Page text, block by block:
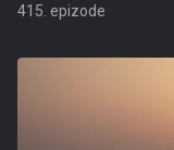
415. epizode